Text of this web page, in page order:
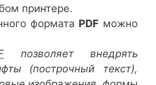
принтере.
формата PDF можно
позволяет внедрять
(построчный текст),